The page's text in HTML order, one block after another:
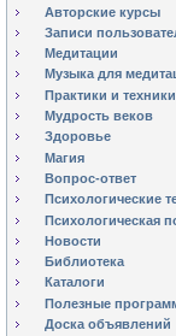
Авторские курсы
Записи
Медитации
Музыка для
Практики и техники
Мудрость веков
Здоровье
Магия
Вопрос-ответ
Психологические
Психологическая
Новости
Библиотека
Каталоги
Полезные
Доска объявлений